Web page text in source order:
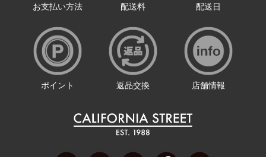
お支払い方法 配送料 配送日
ポイント 返品交換 店舗情報